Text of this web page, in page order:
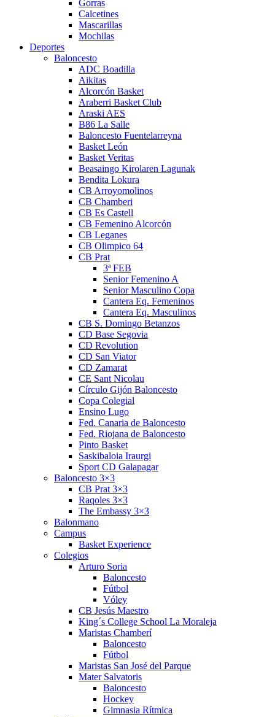
Gorras
Calcetines
Mascarillas
Mochilas
Deportes
Baloncesto
ADC Boadilla
Aikitas
Alcorcón Basket
Araberri Basket Club
Araski AES
B86 La Salle
Baloncesto Fuentelarreyna
Basket León
Basket Veritas
Beasaingo Kirolaren Lagunak
Bendita Lokura
CB Arroyomolinos
CB Chamberi
CB Es Castell
CB Femenino Alcorcón
CB Leganes
CB Olimpico 64
CB Prat
3ª FEB
Senior Femenino A
Senior Masculino Copa
Cantera Eq. Femeninos
Cantera Eq. Masculinos
CB S. Domingo Betanzos
CD Base Segovia
CD Revolution
CD San Viator
CD Zamarat
CE Sant Nicolau
Círculo Gijón Baloncesto
Copa Colegial
Ensino Lugo
Fed. Canaria de Baloncesto
Fed. Riojana de Baloncesto
Pinto Basket
Saskibaloia Iraurgi
Sport CD Galapagar
Baloncesto 3×3
CB Prat 3×3
Raqoles 3×3
The Embassy 3×3
Balonmano
Campus
Basket Experience
Colegios
Arturo Soria
Baloncesto
Fútbol
Vóley
CB Jesús Maestro
King´s College School La Moraleja
Maristas Chamberí
Baloncesto
Fútbol
Maristas San José del Parque
Mater Salvatoris
Baloncesto
Hockey
Gimnasia Rítmica